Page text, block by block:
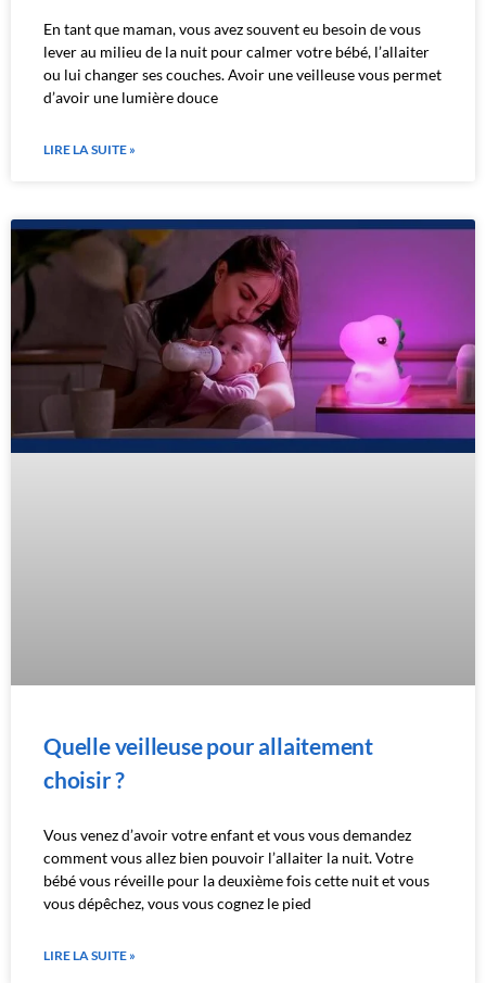
En tant que maman, vous avez souvent eu besoin de vous
lever au milieu de la nuit pour calmer votre bébé, l’allaiter
ou lui changer ses couches. Avoir une veilleuse vous permet
d’avoir une lumière douce
LIRE LA SUITE »
Quelle veilleuse pour allaitement
choisir ?
Vous venez d’avoir votre enfant et vous vous demandez
comment vous allez bien pouvoir l’allaiter la nuit. Votre
bébé vous réveille pour la deuxième fois cette nuit et vous
vous dépêchez, vous vous cognez le pied
LIRE LA SUITE »